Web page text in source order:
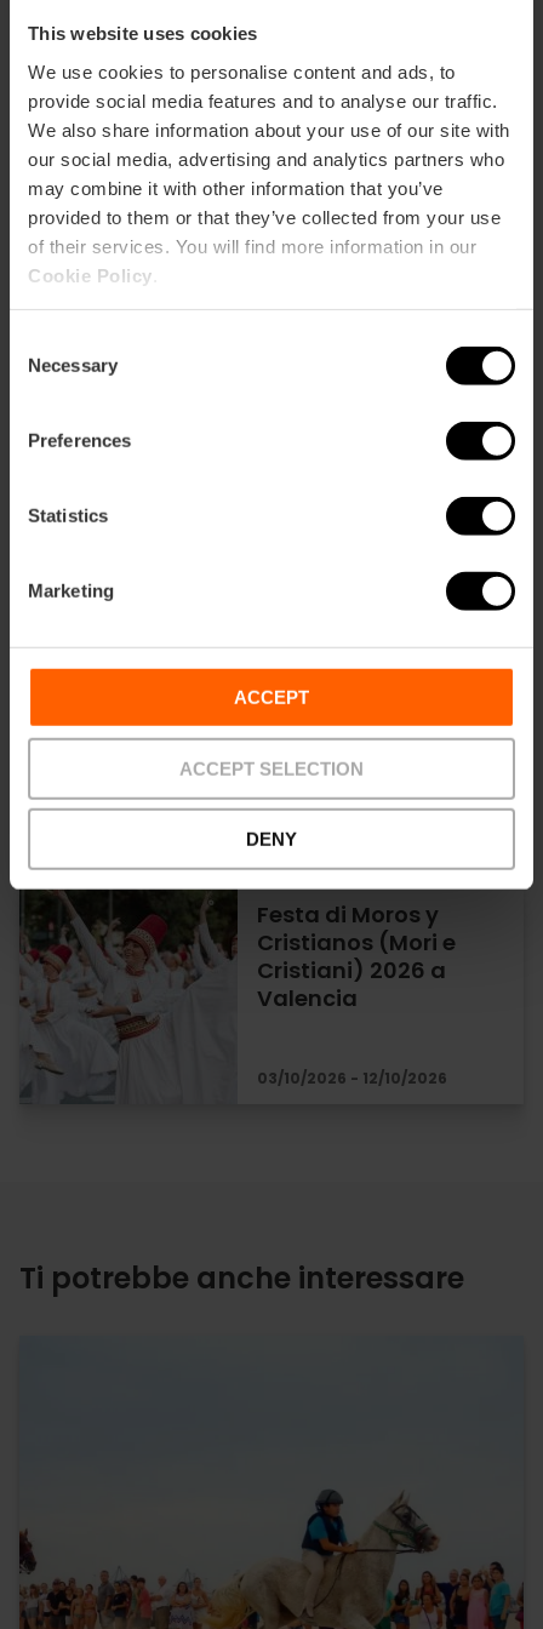
This website uses cookies
We use cookies to personalise content and ads, to
provide social media features and to analyse our traffic.
We also share information about your use of our site with
our social media, advertising and analytics partners who
may combine it with other information that you’ve
provided to them or that they’ve collected from your use
of their services. You will find more information in our
Cookie Policy
Selection
Necessary
Preferences
Statistics
Marketing
ACCEPT
ACCEPT SELECTION
DENY
TAMBIÉN TE PUEDE INTERESAR
Joies": le corse di
Tribunale dell'acqua:
patrimonio UNESCO
ogni giovedì e in
diretta
Festa di Moros y
Cristianos (Mori e
Cristiani) 2026 a
Valencia
03/10/2026 - 12/10/2026
Ti potrebbe anche interessare